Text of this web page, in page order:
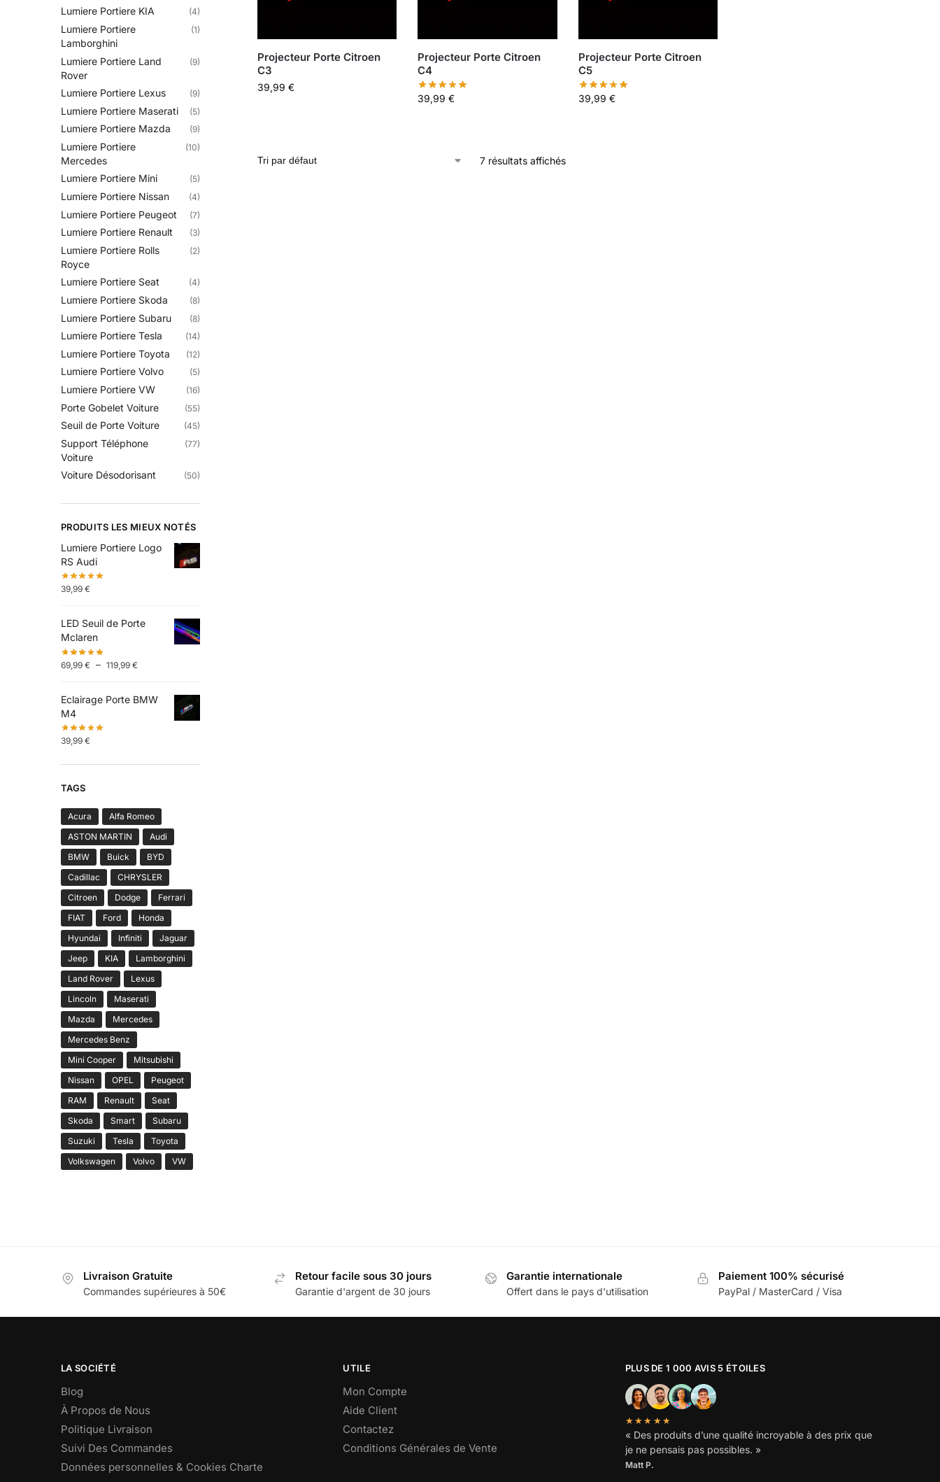
Projecteur Porte Citroen
C3
39,99 €
Projecteur Porte Citroen
C4
39,99€
Projecteur Porte Citroen
C5
39,99 €
7 résultats affichés
Lumiere Portiere KIA (4)
Lumiere Portiere
Lamborghini
(1)
Lumiere Portiere Land
Rover
(9)
Lumiere Portiere Lexus (9)
Lumiere Portiere Maserati (5)
Lumiere Portiere Mazda (9)
Lumiere Portiere
Mercedes
(10)
Lumiere Portiere Mini (5)
Lumiere Portiere Nissan (4)
Lumiere Portiere Peugeot (7)
Lumiere Portiere Renault (3)
Lumiere Portiere Rolls
Royce
(2)
Lumiere Portiere Seat (4)
Lumiere Portiere Skoda (8)
Lumiere Portiere Subaru (8)
Lumiere Portiere Tesla (14)
Lumiere Portiere Toyota (12)
Lumiere Portiere Volvo (5)
Lumiere Portiere VW (16)
Porte Gobelet Voiture (55)
Seuil de Porte Voiture (45)
Support Téléphone
Voiture
(77)
Voiture Désodorisant (50)
PRODUITS LES MIEUX NOTÉS
Lumiere Portiere Logo
RS Audi
39,99 €
LED Seuil de Porte
Mclaren
69,99 € – 119,99 €
Eclairage Porte BMW
M4
39,99 €
TAGS
Acura
Alfa Romeo
ASTON MARTIN
Audi
BMW
Buick
BYD
Cadillac
CHRYSLER
Citroen
Dodge
Ferrari
FIAT
Ford
Honda
Hyundai
Infiniti
Jaguar
Jeep
KIA
Lamborghini
Land Rover
Lexus
Lincoln
Maserati
Mazda
Mercedes
Mercedes Benz
Mini Cooper
Mitsubishi
Nissan
OPEL
Peugeot
RAM
Renault
Seat
Skoda
Smart
Subaru
Suzuki
Tesla
Toyota
Volkswagen
Volvo VW
Livraison Gratuite
Commandes supérieures à 50€
Retour facile sous 30 jours
Garantie d'argent de 30 jours
Garantie internationale
Offert dans le pays d'utilisation
Paiement 100% sécurisé
PayPal / MasterCard / Visa
LA SOCIÉTÉ
Blog
À Propos de Nous
Politique Livraison
Suivi Des Commandes
Données personnelles & Cookies Charte
UTILE
Mon Compte
Aide Client
Contactez
Conditions Générales de Vente
PLUS DE 1 000 AVIS 5 ÉTOILES
★★★★★
« Des produits d’une qualité incroyable à des prix que
je ne pensais pas possibles. »
Matt P.